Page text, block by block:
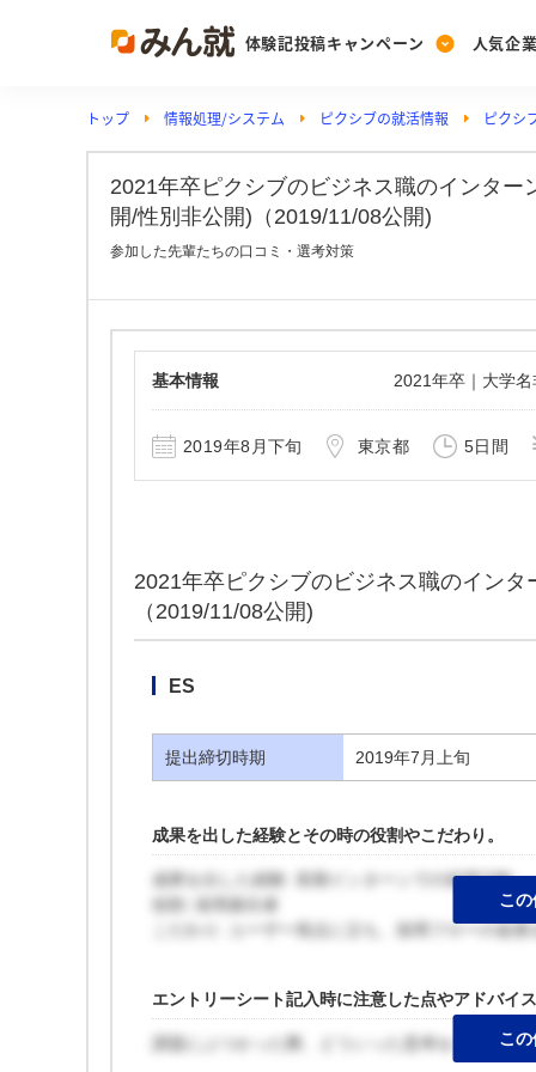
体験記投稿キャンペーン
Post
投稿する
人気企
Ranking
ランキングを見る
Vote
PickUp
注目の企業特集
動画で知ろう！業界
トップ 情報処理/システム ピクシブの就活情報 ピクシ
2021年卒ピクシブのビジネス職のインタ
開/性別非公開)（2019/11/08公開)
参加した先輩たちの口コミ・選考対策
基本情報 2021年卒｜大学
2019年8月下旬 東京都 5日間
2021年卒ピクシブのビジネス職のイン
（2019/11/08公開)
ES
提出締切時期 2019年7月上旬
成果を出した経験とその時の役割やこだわり。
成果を出した経験: 長期インターンでの採用活動
役割: 採用責任者
こだわり: ユーザー視点に立ち、採用フローの改善
こ
エントリーシート記入時に注意した点やアドバイス
課題にぶつかった際、どういった思考をしてそこ